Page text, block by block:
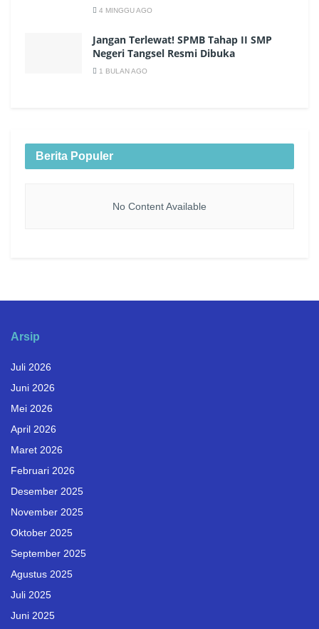
4 MINGGU AGO
Jangan Terlewat! SPMB Tahap II SMP
Negeri Tangsel Resmi Dibuka
1 BULAN AGO
Berita Populer
No Content Available
Arsip
Juli 2026
Juni 2026
Mei 2026
April 2026
Maret 2026
Februari 2026
Desember 2025
November 2025
Oktober 2025
September 2025
Agustus 2025
Juli 2025
Juni 2025